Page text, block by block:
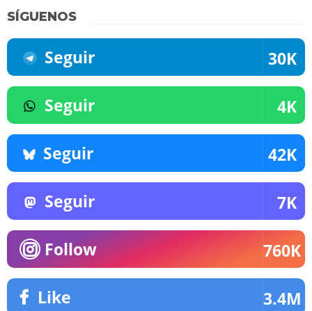
SÍGUENOS
Seguir 30K
Seguir 4K
Seguir 42K
Seguir 7K
Follow 760K
Like 3.4M